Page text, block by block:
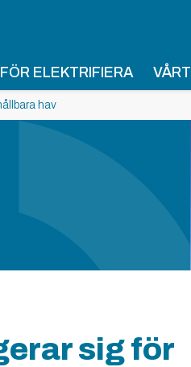
ELEKTRIFIERA
hav
sig för